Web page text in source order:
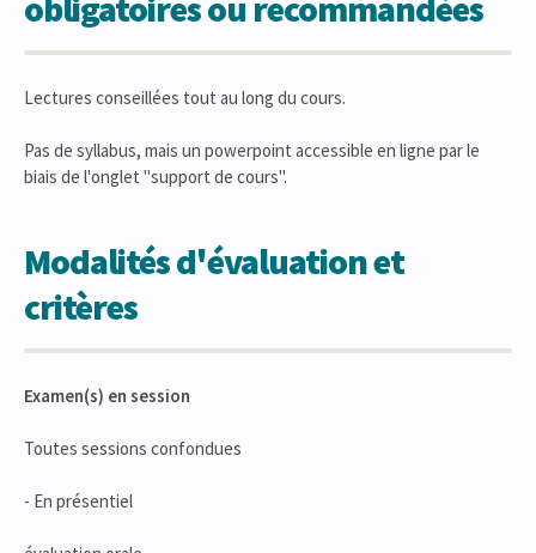
Lectures conseillées tout au long du cours.
Pas de syllabus, mais un powerpoint accessible en ligne par le
biais de l'onglet "support de cours".
Modalités d'évaluation et
critères
Examen(s) en session
Toutes sessions confondues
- En présentiel